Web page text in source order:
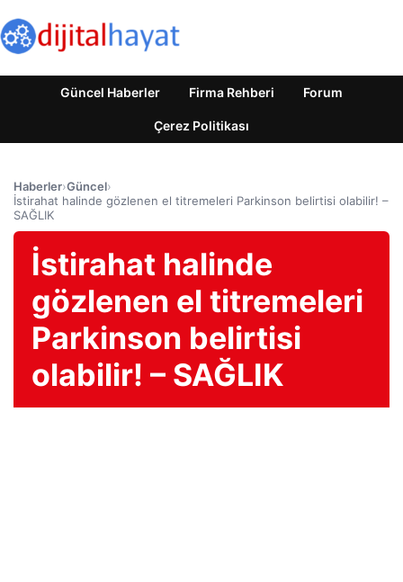
Güncel Haberler Firma Rehberi Forum
Çerez Politikası
Haberler›Güncel›
İstirahat halinde gözlenen el titremeleri Parkinson belirtisi olabilir! –
SAĞLIK
İstirahat halinde
gözlenen el titremeleri
Parkinson belirtisi
olabilir! – SAĞLIK